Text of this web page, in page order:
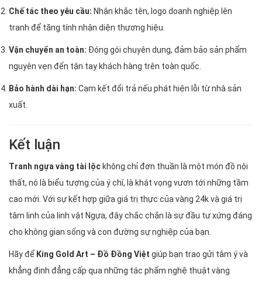
Chế tác theo yêu cầu: Nhận khắc tên, logo doanh nghiệp lên
tranh để tăng tính nhận diện thương hiệu.
Vận chuyển an toàn: Đóng gói chuyên dụng, đảm bảo sản phẩm
nguyên vẹn đến tận tay khách hàng trên toàn quốc.
Bảo hành dài hạn: Cam kết đổi trả nếu phát hiện lỗi từ nhà sản
xuất.
Kết luận
Tranh ngựa vàng tài lộckhông chỉ đơn thuần là một món đồ nội
thất, nó là biểu tượng của ý chí, là khát vọng vươn tới những tầm
cao mới. Với sự kết hợp giữa giá trị thực của vàng 24k và giá trị
tâm linh của linh vật Ngựa, đây chắc chắn là sự đầu tư xứng đáng
cho không gian sống và con đường sự nghiệp của bạn.
Hãy để King Gold Art – Đồ Đồng Việt giúp bạn trao gửi tâm ý và
khẳng định đẳng cấp qua những tác phẩm nghệ thuật vàng